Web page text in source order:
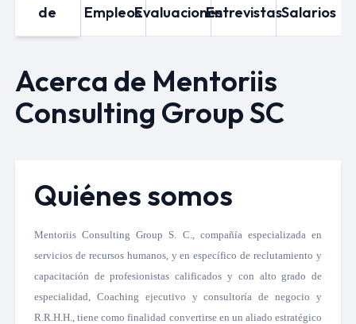
de
EmpleosEvaluacionesEntrevistasSalarios
Acerca de Mentoriis
Consulting Group SC
Quiénes somos
Mentoriis Consulting Group S. C., compañía especializada en
servicios de recursos humanos, y en específico de reclutamiento y
capacitación de profesionistas calificados y con alto grado de
especialidad, Coaching ejecutivo y consultoría de negocio y
R.R.H.H., tiene como finalidad convertirse en un aliado estratégico